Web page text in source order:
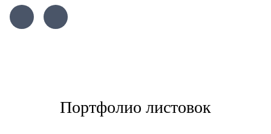
Портфолио листовок